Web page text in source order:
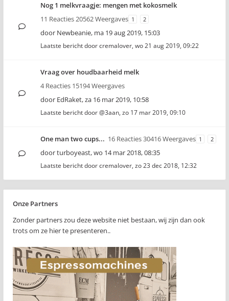
Nog 1 melkvraagje: mengen met kokosmelk
11 Reacties 20562 Weergaves 1 2
door Newbeanie, ma 19 aug 2019, 15:03
Laatste bericht doorcremalover, wo 21 aug 2019, 09:22
Vraag over houdbaarheid melk
4 Reacties 15194 Weergaves
door EdRaket,za 16 mar 2019, 10:58
Laatste bericht door@3aan, zo 17 mar 2019, 09:10
One man two cups... 16 Reacties 30416 Weergaves 1 2
doorturboyeast,wo 14 mar 2018, 08:35
Laatste bericht doorcremalover, zo 23 dec 2018, 12:32
Onze Partners
Zonder partners zou deze website niet bestaan, wij zijn dan ook
trots om ze hier te presenteren..